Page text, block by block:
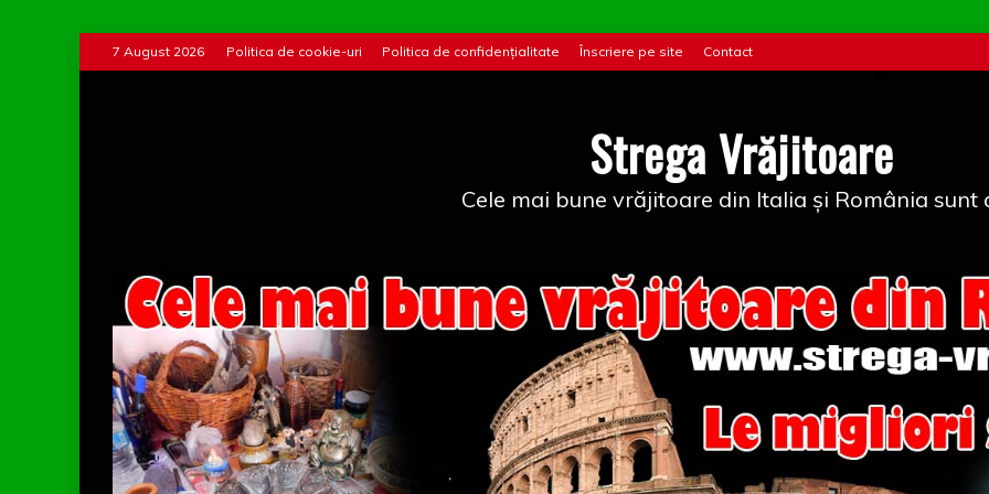
to
7 August 2026 Politica de cookie-uri Politica de confidențialitate Înscriere pe site Contact
Strega Vrăjitoare
Cele mai bune vrăjitoare din Italia și România sunt